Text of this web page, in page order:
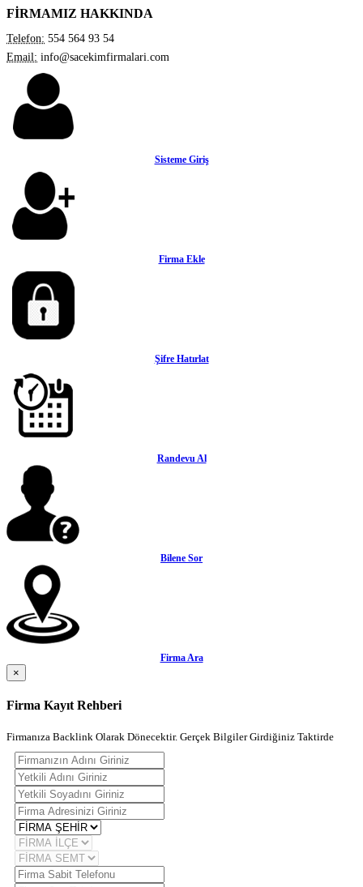
FİRMAMIZ HAKKINDA
Telefon: 554 564 93 54
Email: info@sacekimfirmalari.com
Sisteme Giriş
Firma Ekle
Şifre Hatırlat
Randevu Al
Bilene Sor
Firma Ara
×
Firma Kayıt Rehberi
Firmanıza Backlink Olarak Dönecektir. Gerçek Bilgiler Girdiğiniz Taktirde